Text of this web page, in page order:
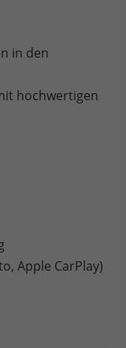
in den
hochwertigen
Apple CarPlay)